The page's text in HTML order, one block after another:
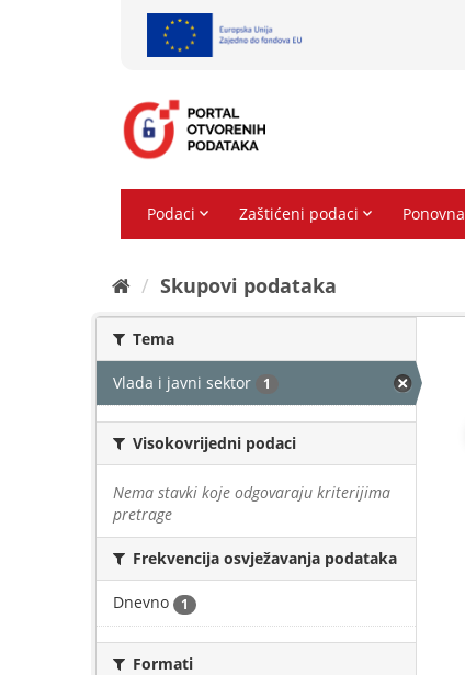
Skupovi podаtаkа
Tema
Vlada i javni sektor 1
Visokovrijedni podaci
Nema stavki koje odgovaraju kriterijima
pretrage
Frekvencija osvježavanja podataka
Dnevno 1
Formati